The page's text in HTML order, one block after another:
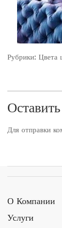
Рубрики: Цвета
Для отправки
О Компании
Услуги